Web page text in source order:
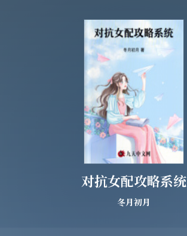
对抗女配攻略系统
冬月初月